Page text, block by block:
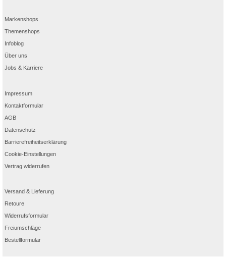
Markenshops
Themenshops
Infoblog
Über uns
Jobs & Karriere
Impressum
Kontaktformular
AGB
Datenschutz
Barrierefreiheitserklärung
Cookie-Einstellungen
Vertrag widerrufen
Versand & Lieferung
Retoure
Widerrufsformular
Freiumschläge
Bestellformular